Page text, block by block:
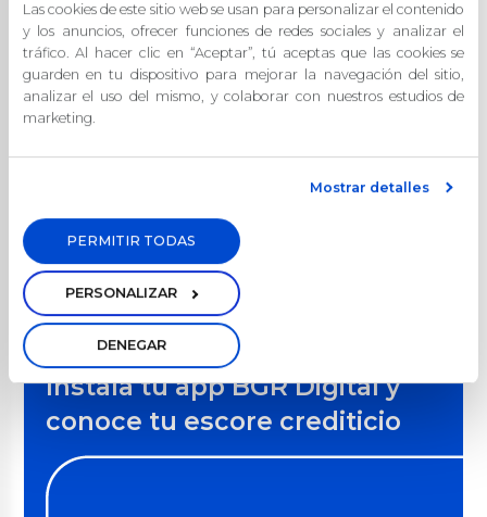
Las cookies de este sitio web se usan para personalizar el contenido
y los anuncios, ofrecer funciones de redes sociales y analizar el
tráfico. Al hacer clic en “Aceptar”, tú aceptas que las cookies se
guarden en tu dispositivo para mejorar la navegación del sitio,
analizar el uso del mismo, y colaborar con nuestros estudios de
marketing.
Mostrar detalles
PERMITIR TODAS
PERSONALIZAR
DENEGAR
tengas en casa.
10. Revisa tu progreso
mensualmente
un registro y conocer mejor tu comportamiento
financiero.
Instala tu app BGR Digital y
conoce tu escore crediticio